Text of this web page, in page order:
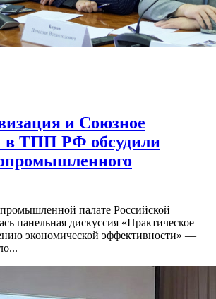
и Союзное
в ТПП РФ обсудили
палате Российской
панельная дискуссия «Практическое
экономической эффективности» —